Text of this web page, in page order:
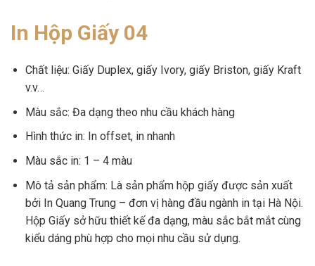
In Hộp Giấy 04
Chất liệu: Giấy Duplex, giấy Ivory, giấy Briston, giấy Kraft
v.v…
Màu sắc: Đa dạng theo nhu cầu khách hàng
Hình thức in: In offset, in nhanh
Màu sắc in: 1 – 4 màu
Mô tả sản phẩm: Là sản phẩm hộp giấy được sản xuất
bởi In Quang Trung – đơn vị hàng đầu ngành in tại Hà Nội.
Hộp Giấy sở hữu thiết kế đa dạng, màu sắc bắt mắt cùng
kiểu dáng phù hợp cho mọi nhu cầu sử dụng.